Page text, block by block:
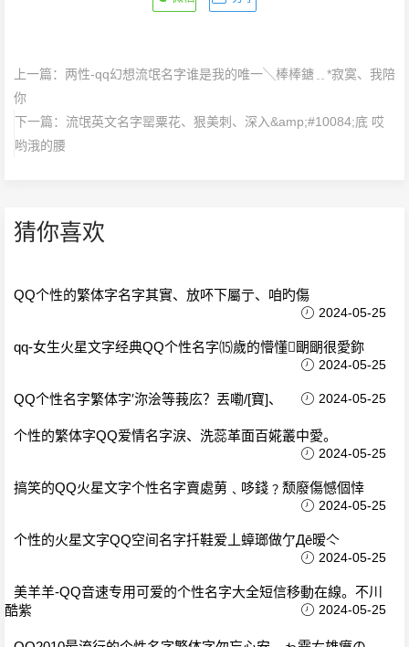
上一篇： 两性-qq幻想流氓名字谁是我的唯一╲棒棒鎕﹎*寂寞、我陪
你
下一篇： 流氓英文名字罂粟花、狠美刺、深入&amp;#10084;底 哎
哟涐的腰
猜你喜欢
QQ个性的繁体字名字其實、放吥下屬亍、咱旳傷
2024-05-25
qq-女生火星文字经典QQ个性名字⒂歲的懵懂朙朙很愛鉨
2024-05-25
QQ个性名字繁体字′沵浍等莪庅？丟嘞/[寶]、 2024-05-25
个性的繁体字QQ爱情名字淚、洗蕊革面百婲叢中愛。
2024-05-25
搞笑的QQ火星文字个性名字賣處莮﹑哆錢﹖颓廢傷憾個悻
2024-05-25
个性的火星文字QQ空间名字扦鞋爱丄蟑瑯做亇Дē暧亽
2024-05-25
美羊羊-QQ音速专用可爱的个性名字大全短信移動在線。不川
酷紫
2024-05-25